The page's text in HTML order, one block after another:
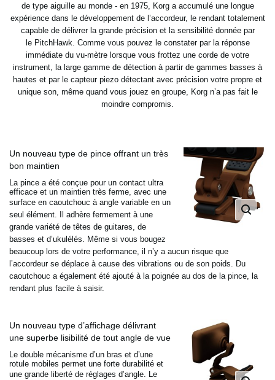
de type aiguille au monde - en 1975, Korg a accumulé une longue
expérience dans le développement de l’accordeur, le rendant totalement
capable de délivrer la grande précision et la sensibilité donnée par
le PitchHawk. Comme vous pouvez le constater par la réponse
immédiate du vu-mètre lorsque vous frottez une corde de votre
instrument, la large gamme de détection à partir de gammes basses à
hautes et par le capteur piezo détectant avec précision votre propre et
unique son, même quand vous jouez en groupe, Korg n’a pas fait le
moindre compromis.
Un nouveau type de pince offrant un très
bon maintien
La pince a été conçue pour un contact ultra
efficace et un maintien très ferme, avec une
surface en caoutchouc à angle variable en un
seul élément. Il adhère fermement à une
grande variété de têtes de guitares, de
basses et d’ukulélés. Même si vous bougez
beaucoup lors de votre performance, il n’y a aucun risque que
l’accordeur se déplace à cause des vibrations ou de son poids. Du
caoutchouc a également été ajouté à la poignée au dos de la pince, la
rendant plus facile à saisir.
Un nouveau type d’affichage délivrant
une superbe lisibilité de tout angle de vue
Le double mécanisme d’un bras et d’une
rotule mobiles permet une forte durabilité et
une grande liberté de réglages d’angle. Le